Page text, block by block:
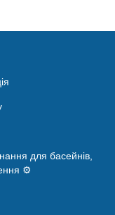
для басейнів,
⚙️